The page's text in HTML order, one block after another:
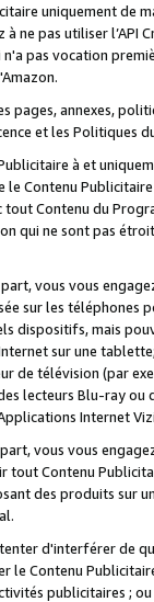
uniquement de
ne pas utiliser l’API
pas vocation
pages, annexes,
et les Politiques
à et
Contenu
Contenu du
qui ne sont pas
vous vous
sur les téléphones
dispositifs, mais
sur une
de télévision (par
lecteurs Blu-ray
Internet
vous vous
tout Contenu
des produits sur
d'interférer de
le Contenu
publicitaires ;